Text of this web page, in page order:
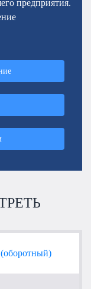
предприятия.